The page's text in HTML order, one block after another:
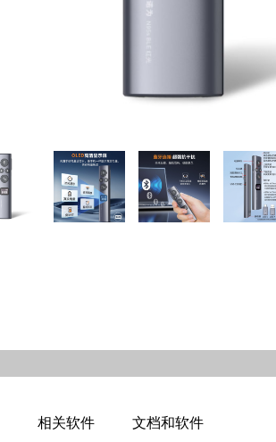
相关软件 文档和软件